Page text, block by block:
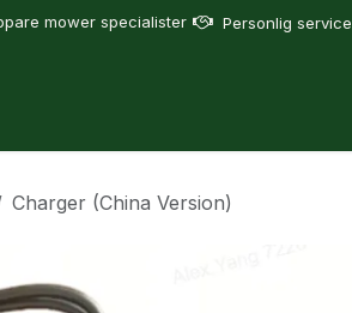
mower specialister Personlig service
Charger (China Version)